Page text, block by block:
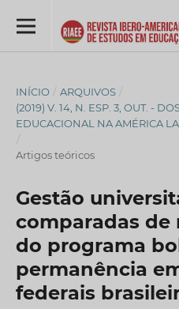
INÍCIO / ARQUIVOS /
(2019) V. 14, N. ESP. 3, OUT. -
EDUCACIONAL NA AMÉRICA
/
Artigos teóricos
Gestão
comparadas
do programa
permanência
federais